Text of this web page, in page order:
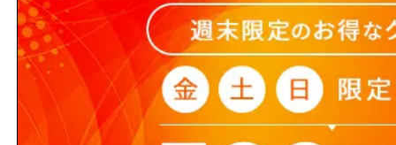
3,000円以上(税込)のご注文
５営業日出荷(メーカー手配品)